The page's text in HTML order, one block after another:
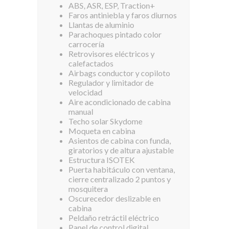
ABS, ASR, ESP, Traction+
Faros antiniebla y faros diurnos
Llantas de aluminio
Parachoques pintado color
carrocería
Retrovisores eléctricos y
calefactados
Airbags conductor y copiloto
Regulador y limitador de
velocidad
Aire acondicionado de cabina
manual
Techo solar Skydome
Moqueta en cabina
Asientos de cabina con funda,
giratorios y de altura ajustable
Estructura ISOTEK
Puerta habitáculo con ventana,
cierre centralizado 2 puntos y
mosquitera
Oscurecedor deslizable en
cabina
Peldaño retráctil eléctrico